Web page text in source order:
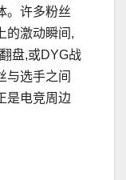
。许多粉丝
的激动瞬间,
盘,或DYG战
与选手之间
是电竞周边